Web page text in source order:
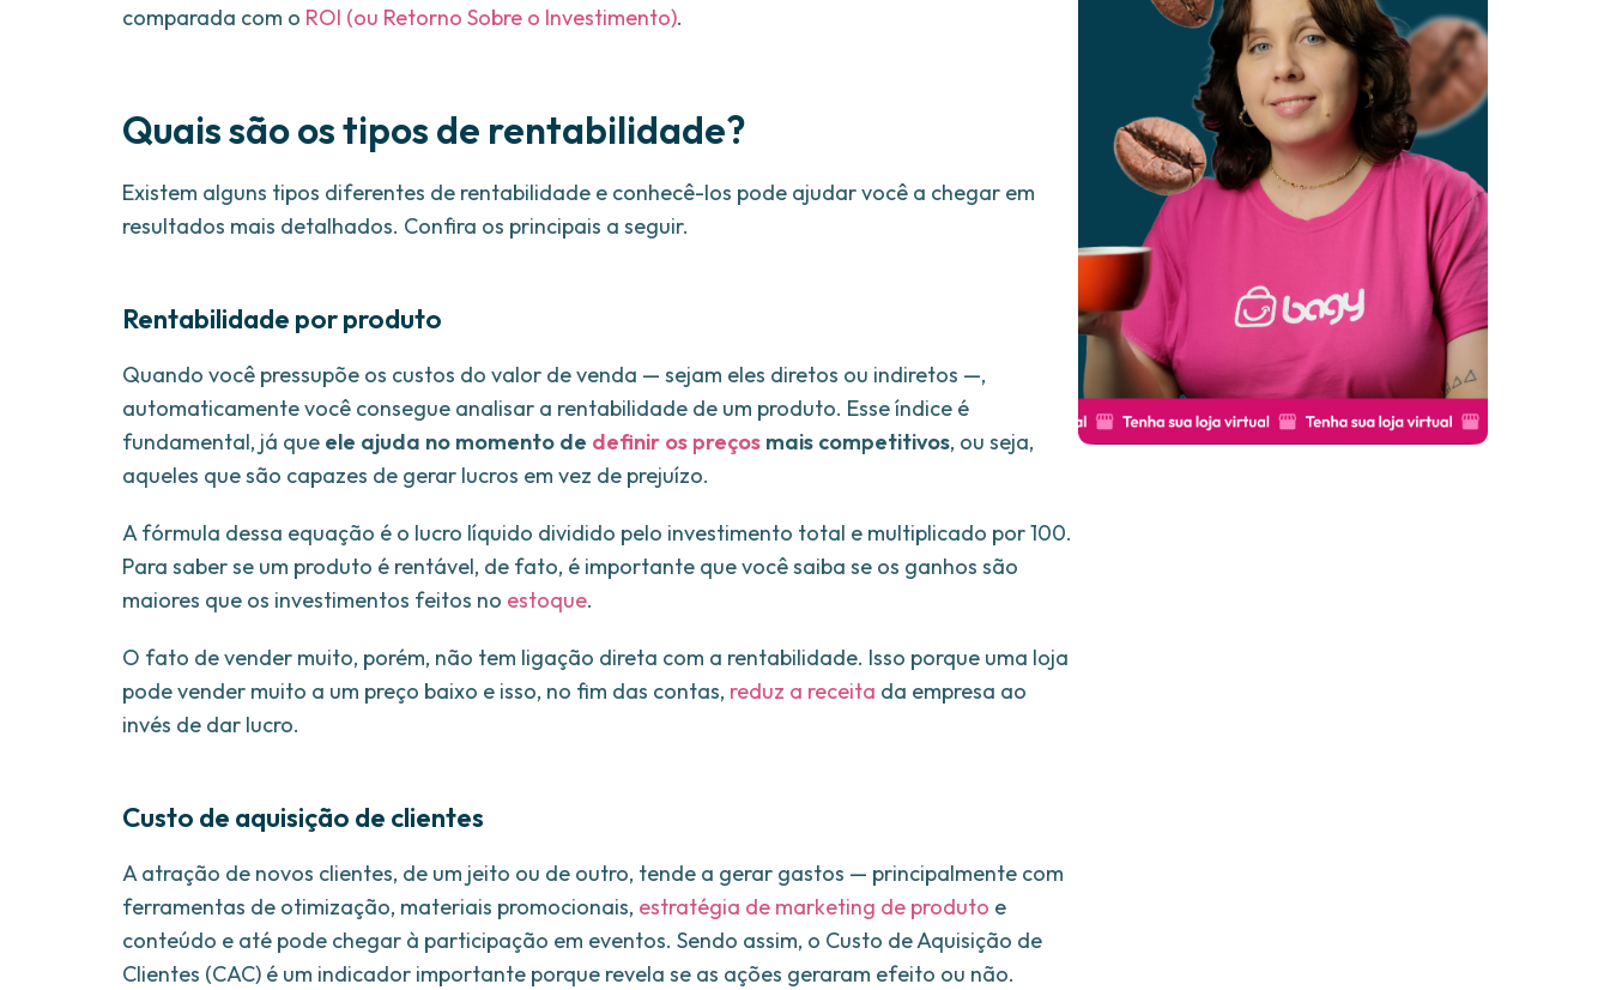
comparada com o ROI (ou Retorno Sobre o Investimento).
Quais são os tipos de rentabilidade?
Existem alguns tipos diferentes de rentabilidade e conhecê-los pode ajudar você a chegar em
resultados mais detalhados. Confira os principais a seguir.
Rentabilidade por produto
Quando você pressupõe os custos do valor de venda — sejam eles diretos ou indiretos —,
automaticamente você consegue analisar a rentabilidade de um produto. Esse índice é
fundamental, já que ele ajuda no momento de definir os preços mais competitivos, ou seja,
aqueles que são capazes de gerar lucros em vez de prejuízo.
A fórmula dessa equação é o lucro líquido dividido pelo investimento total e multiplicado por 100.
Para saber se um produto é rentável, de fato, é importante que você saiba se os ganhos são
maiores que os investimentos feitos no estoque.
O fato de vender muito, porém, não tem ligação direta com a rentabilidade. Isso porque uma loja
pode vender muito a um preço baixo e isso, no fim das contas, reduz a receita da empresa ao
invés de dar lucro.
Custo de aquisição de clientes
A atração de novos clientes, de um jeito ou de outro, tende a gerar gastos — principalmente com
ferramentas de otimização, materiais promocionais, estratégia de marketing de produto e
conteúdo e até pode chegar à participação em eventos. Sendo assim, o Custo de Aquisição de
Clientes (CAC) é um indicador importante porque revela se as ações geraram efeito ou não.